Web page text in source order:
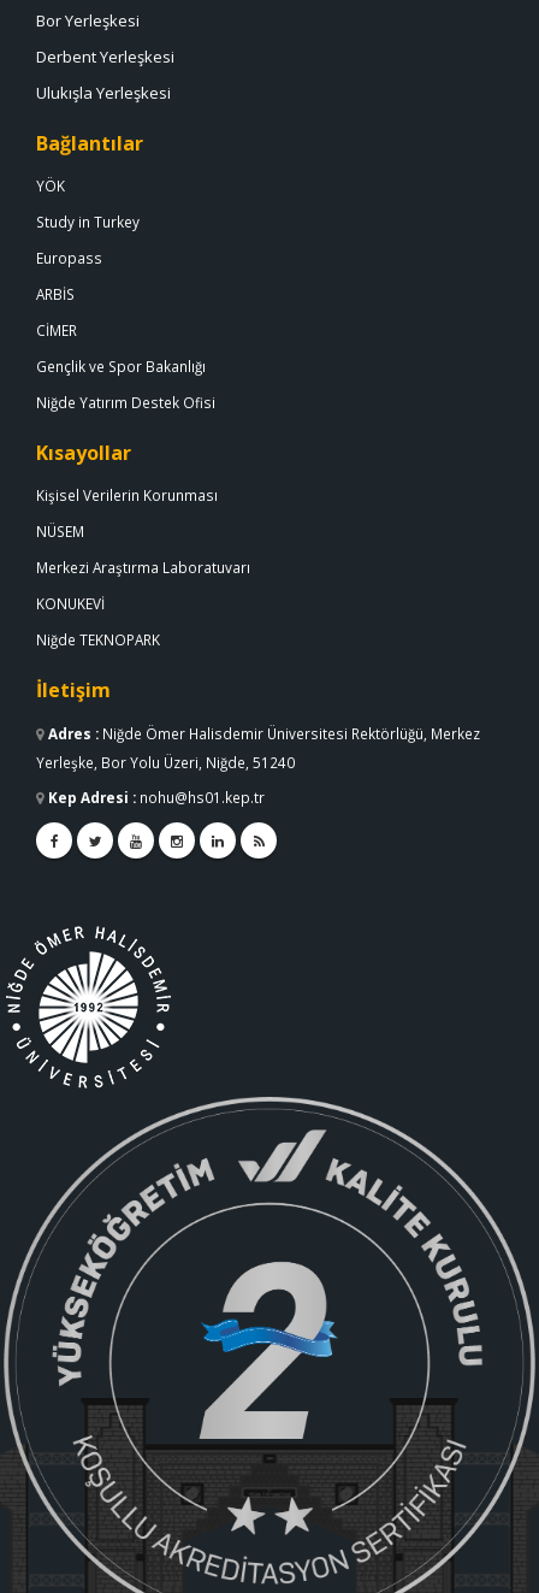
Bor Yerleşkesi
Derbent Yerleşkesi
Ulukışla Yerleşkesi
Bağlantılar
YÖK
Study in Turkey
Europass
ARBİS
CİMER
Gençlik ve Spor Bakanlığı
Niğde Yatırım Destek Ofisi
Kısayollar
Kişisel Verilerin Korunması
NÜSEM
Merkezi Araştırma Laboratuvarı
KONUKEVİ
Niğde TEKNOPARK
İletişim
Adres : Niğde Ömer Halisdemir Üniversitesi Rektörlüğü, Merkez
Yerleşke, Bor Yolu Üzeri, Niğde, 51240
Kep Adresi : nohu@hs01.kep.tr